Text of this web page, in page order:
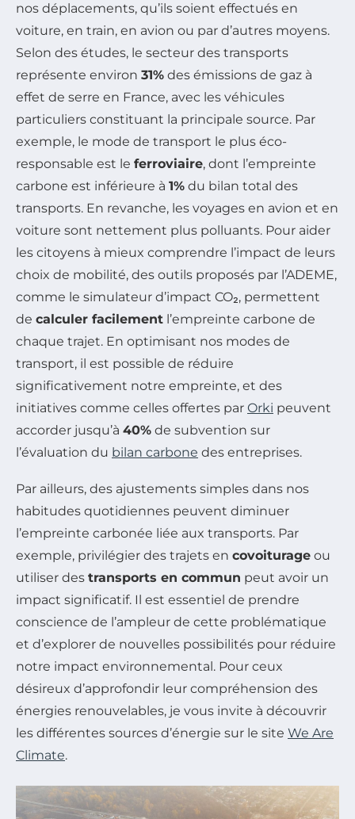
nos déplacements, qu’ils soient effectués en
voiture, en train, en avion ou par d’autres moyens.
Selon des études, le secteur des transports
représente environ 31% des émissions de gaz à
effet de serre en France, avec les véhicules
particuliers constituant la principale source. Par
exemple, le mode de transport le plus éco-
responsable est le ferroviaire, dont l’empreinte
carbone est inférieure à 1% du bilan total des
transports. En revanche, les voyages en avion et en
voiture sont nettement plus polluants. Pour aider
les citoyens à mieux comprendre l’impact de leurs
choix de mobilité, des outils proposés par l’ADEME,
comme le simulateur d’impact CO₂, permettent
de calculer facilement l’empreinte carbone de
chaque trajet. En optimisant nos modes de
transport, il est possible de réduire
significativement notre empreinte, et des
initiatives comme celles offertes par Orki peuvent
accorder jusqu’à 40% de subvention sur
l’évaluation du bilan carbone des entreprises.
Par ailleurs, des ajustements simples dans nos
habitudes quotidiennes peuvent diminuer
l’empreinte carbonée liée aux transports. Par
exemple, privilégier des trajets en covoiturage ou
utiliser des transports en commun peut avoir un
impact significatif. Il est essentiel de prendre
conscience de l’ampleur de cette problématique
et d’explorer de nouvelles possibilités pour réduire
notre impact environnemental. Pour ceux
désireux d’approfondir leur compréhension des
énergies renouvelables, je vous invite à découvrir
les différentes sources d’énergie sur le site We Are
Climate.